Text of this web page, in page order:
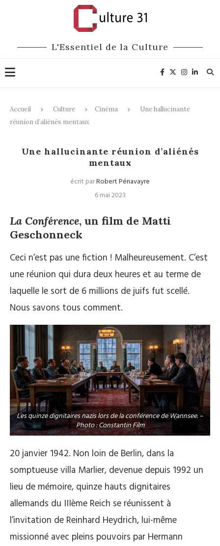
L'Essentiel de la Culture
Accueil Culture Cinéma
Une hallucinante
réunion d’aliénés mentaux
Une hallucinante réunion d’aliénés
mentaux
écrit parRobert Pénavayre
6 mai 2023
La Conférence, un film de Matti
Geschonneck
Ceci n’est pas une fiction ! Malheureusement. C’est
une réunion qui dura deux heures et au terme de
laquelle le sort de 6 millions de juifs fut scellé.
Nous savons tous comment.
Les quinze dignitaires nazis lors de la conférence de Wannsee. –
Photo : Constantin Film
20 janvier 1942. Non loin de Berlin, dans la
somptueuse villa Marlier, devenue depuis 1992 un
lieu de mémoire, quinze hauts dignitaires
allemands du IIIème Reich se réunissent à
l’invitation de Reinhard Heydrich, lui-même
missionné avec pleins pouvoirs par Hermann